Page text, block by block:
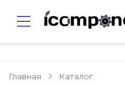
Главная Каталог